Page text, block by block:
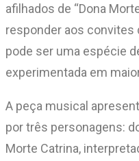
afilhados de “Dona
responder aos convites
pode ser uma espécie
experimentada em
A peça musical
por três personagens:
Morte Catrina,